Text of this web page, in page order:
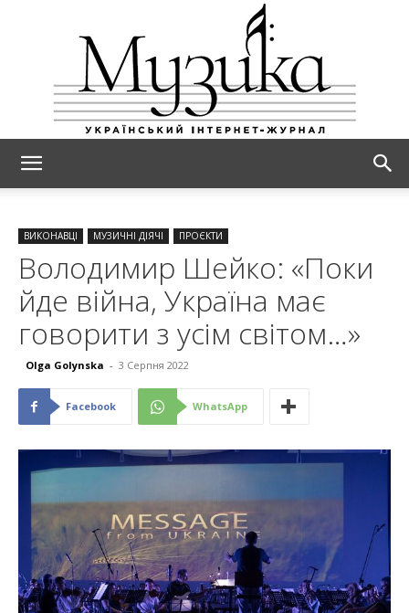
ВИКОНАВЦІ МУЗИЧНІ ДІЯЧІ ПРОЄКТИ
Володимир Шейко: «Поки
йде війна, Україна має
говорити з усім світом…»
Olga Golynska - 3 Серпня 2022
Facebook WhatsApp